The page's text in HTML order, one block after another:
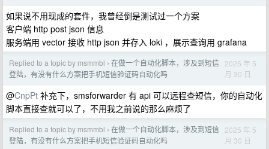
如果说不用现成的套件，我曾经倒是测试过一个方案
客户端 http post json 信息
服务端用 vector 接收 http json 并存入 loki ，展示查询用 grafana
Replied to a topic by msmmbl › 在做一个自动化脚本，涉及到短信
登陆，有没有什么方案把手机短信验证码自动化吗
2025 年 5
月 30 日
@CnpPt 补充下，smsforwarder 有 api 可以远程查短信，你的自动化
脚本直接查就可以了，不用我之前说的那么麻烦了
Replied to a topic by msmmbl › 在做一个自动化脚本，涉及到短信
登陆，有没有什么方案把手机短信验证码自动化吗
2025 年 5
月 30 日